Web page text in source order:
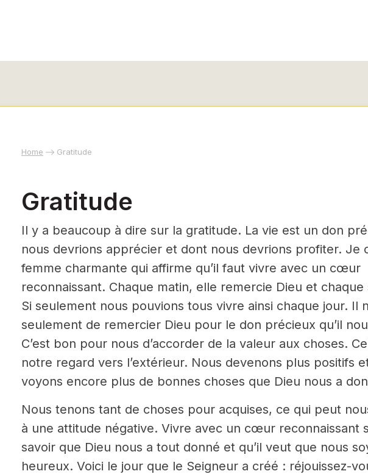
Home Gratitude
Gratitude
Il y a beaucoup à dire sur la gratitude. La vie est un don
nous devrions apprécier et dont nous devrions profiter. Je
femme charmante qui affirme qu’il faut vivre avec un cœur
reconnaissant. Chaque matin, elle remercie Dieu et chaque
Si seulement nous pouvions tous vivre ainsi chaque jour. Il
seulement de remercier Dieu pour le don précieux qu’il
C’est bon pour nous d’accorder de la valeur aux choses.
notre regard vers l’extérieur. Nous devenons plus positifs
voyons encore plus de bonnes choses que Dieu nous a
Nous tenons tant de choses pour acquises, ce qui peut
à une attitude négative. Vivre avec un cœur reconnaissant
savoir que Dieu nous a tout donné et qu’il veut que nous
heureux. Voici le jour que le Seigneur a créé : réjouissez-